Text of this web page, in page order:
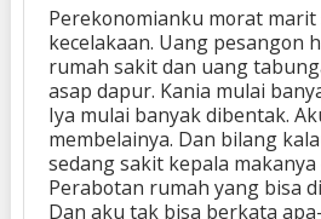
Perekonomianku morat marit
kecelakaan. Uang pesangon
rumah sakit dan uang
asap dapur. Kania mulai
Iya mulai banyak dibentak.
membelainya. Dan bilang
sedang sakit kepala
Perabotan rumah yang bisa
Dan aku tak bisa berkata